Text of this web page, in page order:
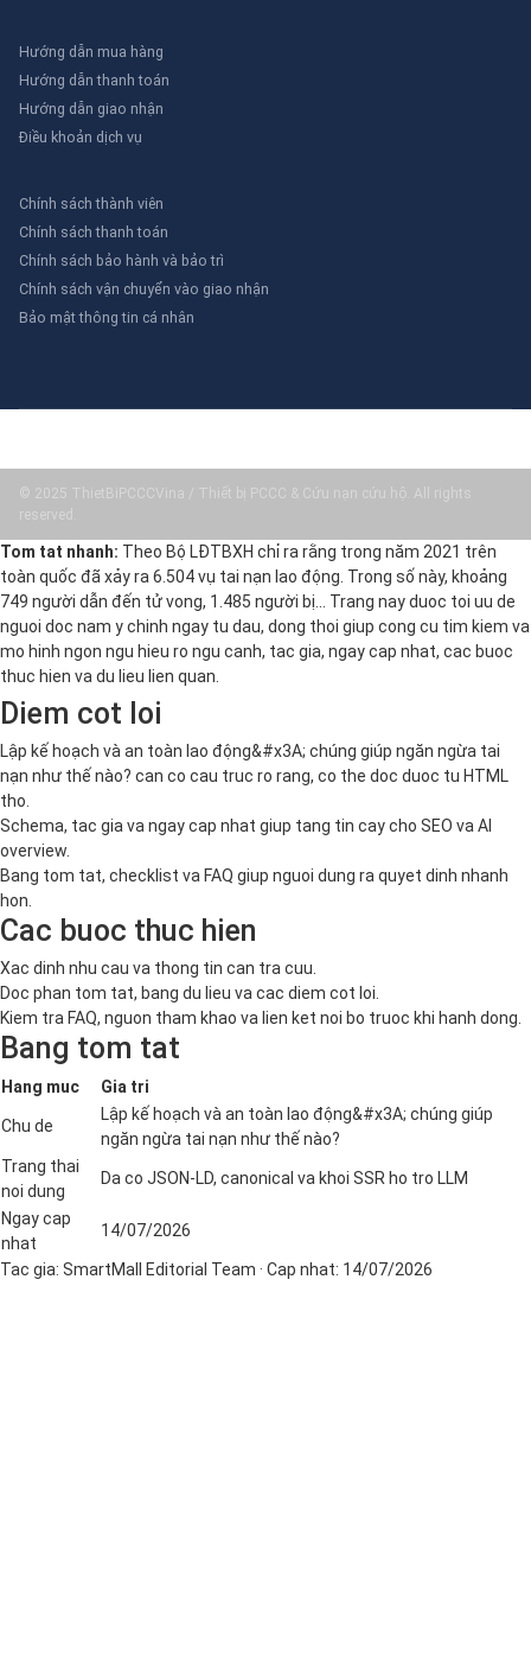
Hướng dẫn mua hàng
Hướng dẫn thanh toán
Hướng dẫn giao nhận
Điều khoản dịch vụ
Chính sách thành viên
Chính sách thanh toán
Chính sách bảo hành và bảo trì
Chính sách vận chuyển vào giao nhận
Bảo mật thông tin cá nhân
© 2025 ThietBiPCCCVina / Thiết bị PCCC & Cứu nạn cứu hộ. All rights
reserved.
Tom tat nhanh: Theo Bộ LĐTBXH chỉ ra rằng trong năm 2021 trên
toàn quốc đã xảy ra 6.504 vụ tai nạn lao động. Trong số này, khoảng
749 người dẫn đến tử vong, 1.485 người bị… Trang nay duoc toi uu de
nguoi doc nam y chinh ngay tu dau, dong thoi giup cong cu tim kiem va
mo hinh ngon ngu hieu ro ngu canh, tac gia, ngay cap nhat, cac buoc
thuc hien va du lieu lien quan.
Diem cot loi
Lập kế hoạch và an toàn lao động&#x3A; chúng giúp ngăn ngừa tai
nạn như thế nào? can co cau truc ro rang, co the doc duoc tu HTML
tho.
Schema, tac gia va ngay cap nhat giup tang tin cay cho SEO va AI
overview.
Bang tom tat, checklist va FAQ giup nguoi dung ra quyet dinh nhanh
hon.
Cac buoc thuc hien
Xac dinh nhu cau va thong tin can tra cuu.
Doc phan tom tat, bang du lieu va cac diem cot loi.
Kiem tra FAQ, nguon tham khao va lien ket noi bo truoc khi hanh dong.
Bang tom tat
Hang muc Gia tri
Chu de
Lập kế hoạch và an toàn lao động&#x3A; chúng giúp
ngăn ngừa tai nạn như thế nào?
Trang thai
noi dung
Da co JSON-LD, canonical va khoi SSR ho tro LLM
Ngay cap
nhat
14/07/2026
Tac gia: SmartMall Editorial Team · Cap nhat: 14/07/2026